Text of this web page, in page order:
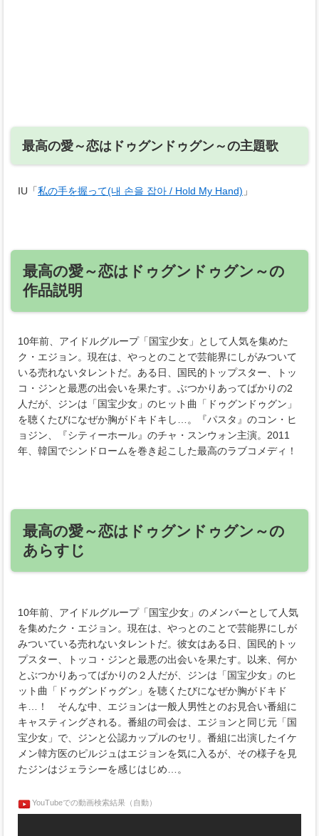
最高の愛～恋はドゥグンドゥグン～の主題歌
IU「私の手を握って(내 손을 잡아 / Hold My Hand) 」
最高の愛～恋はドゥグンドゥグン～の
作品説明
10年前、アイドルグループ「国宝少女」として人気を集めた
ク・エジョン。現在は、やっとのことで芸能界にしがみついて
いる売れないタレントだ。ある日、国民的トップスター、トッ
コ・ジンと最悪の出会いを果たす。ぶつかりあってばかりの2
人だが、ジンは「国宝少女」のヒット曲「ドゥグンドゥグン」
を聴くたびになぜか胸がドキドキし…。『パスタ』のコン・ヒ
ョジン、『シティーホール』のチャ・スンウォン主演。2011
年、韓国でシンドロームを巻き起こした最高のラブコメディ！
最高の愛～恋はドゥグンドゥグン～の
あらすじ
10年前、アイドルグループ「国宝少女」のメンバーとして人気
を集めたク・エジョン。現在は、やっとのことで芸能界にしが
みついている売れないタレントだ。彼女はある日、国民的トッ
プスター、トッコ・ジンと最悪の出会いを果たす。以来、何か
とぶつかりあってばかりの２人だが、ジンは「国宝少女」のヒ
ット曲「ドゥグンドゥグン」を聴くたびになぜか胸がドキド
キ…！ そんな中、エジョンは一般人男性とのお見合い番組に
キャスティングされる。番組の司会は、エジョンと同じ元「国
宝少女」で、ジンと公認カップルのセリ。番組に出演したイケ
メン韓方医のピルジュはエジョンを気に入るが、その様子を見
たジンはジェラシーを感じはじめ…。
YouTubeでの動画検索結果（自動）